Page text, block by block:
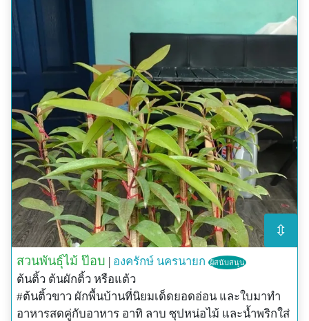
⇳
สวนพันธุ์ไม้ ป๊อบ | องครักษ์ นครนายก ผู้สนับสนุน
ต้นติ้ว ต้นผักติ้ว หรือแต้ว
#ต้นติ้วขาว ผักพื้นบ้านที่นิยมเด็ดยอดอ่อน และใบมาทำ
อาหารสดคู่กับอาหาร อาทิ ลาบ ซุปหน่อไม้ และน้ำพริกใส่